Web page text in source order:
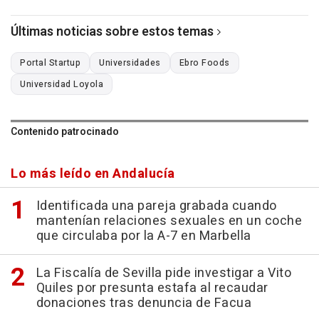
Últimas noticias sobre estos temas
Portal Startup Universidades
Ebro Foods
Universidad Loyola
Contenido patrocinado
Lo más leído en Andalucía
Identificada una pareja grabada cuando
mantenían relaciones sexuales en un coche
que circulaba por la A-7 en Marbella
La Fiscalía de Sevilla pide investigar a Vito
Quiles por presunta estafa al recaudar
donaciones tras denuncia de Facua